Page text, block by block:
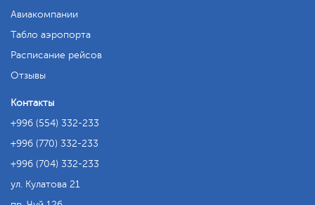
Авиакомпании
Табло аэропорта
Расписание рейсов
Отзывы
Контакты
+996 (554) 332-233
+996 (770) 332-233
+996 (704) 332-233
ул. Кулатова 21